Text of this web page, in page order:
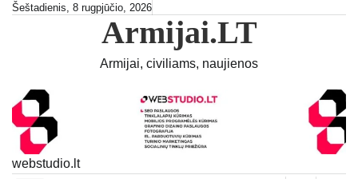
SkipŠeštadienis, 8 rugpjūčio, 2026
Armijai.LT
Armijai, civiliams, naujienos
webstudio.lt